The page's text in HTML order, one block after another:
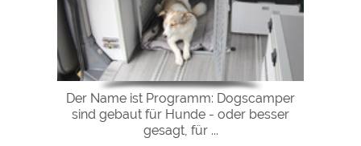
Der Name ist Programm: Dogscamper
sind gebaut für Hunde - oder besser
gesagt, für ...